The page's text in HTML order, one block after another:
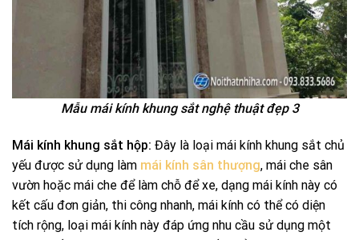
Mẫu mái kính khung sắt nghệ thuật đẹp 3
Mái kính khung sắt hộp: Đây là loại mái kính khung sắt chủ
yếu được sử dụng làm mái kính sân thượng, mái che sân
vườn hoặc mái che để làm chỗ để xe, dạng mái kính này có
kết cấu đơn giản, thi công nhanh, mái kính có thể có diện
tích rộng, loại mái kính này đáp ứng nhu cầu sử dụng một